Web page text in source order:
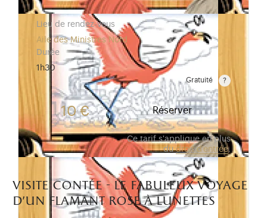
Lieu de rendez-vous
Aile des Ministres Nord
Durée
1h30
Gratuité
Gratuit pour les enfants de moins de 10 ans.Tarif
10 € Réserver
Ce tarif s'applique en plus
dudroit d'entrée.
visite contée - le fabuleux voyage
d’un flamant rose à lunettes